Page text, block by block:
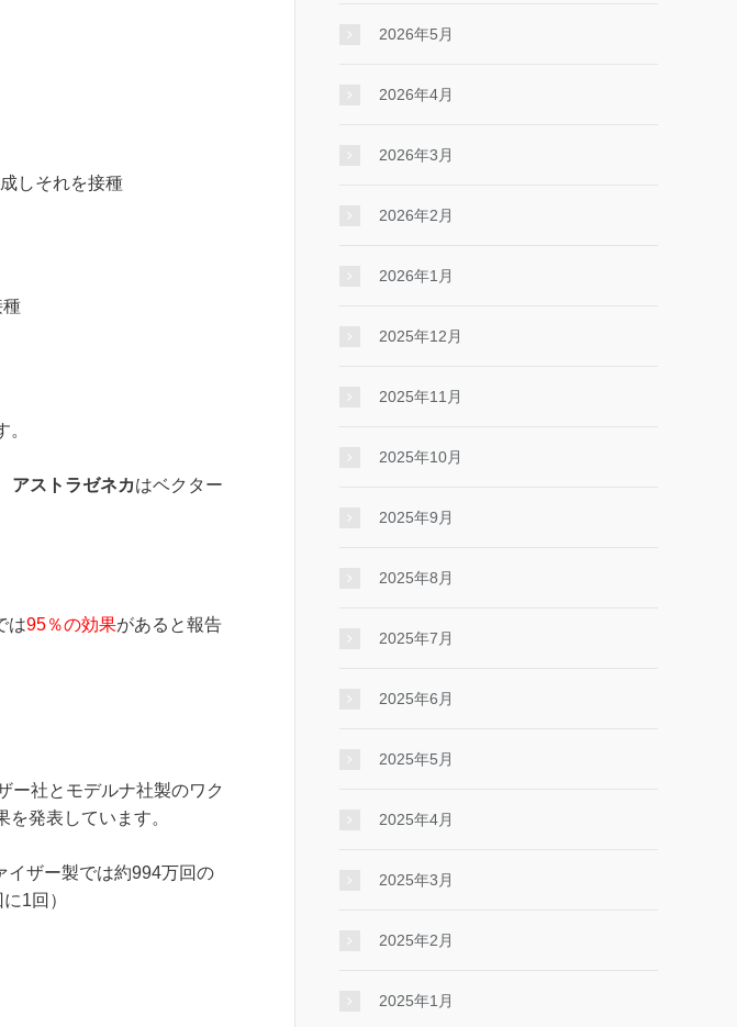
しそれを接種
種
アスト ラゼネカはベクター
は95％の効果があると報告
ー社とモデルナ社製のワク
発表しています。
イザー製では約994万回の
1回）
2026年5月
2026年4月
2026年3月
2026年2月
2026年1月
2025年12月
2025年11月
2025年10月
2025年9月
2025年8月
2025年7月
2025年6月
2025年5月
2025年4月
2025年3月
2025年2月
2025年1月